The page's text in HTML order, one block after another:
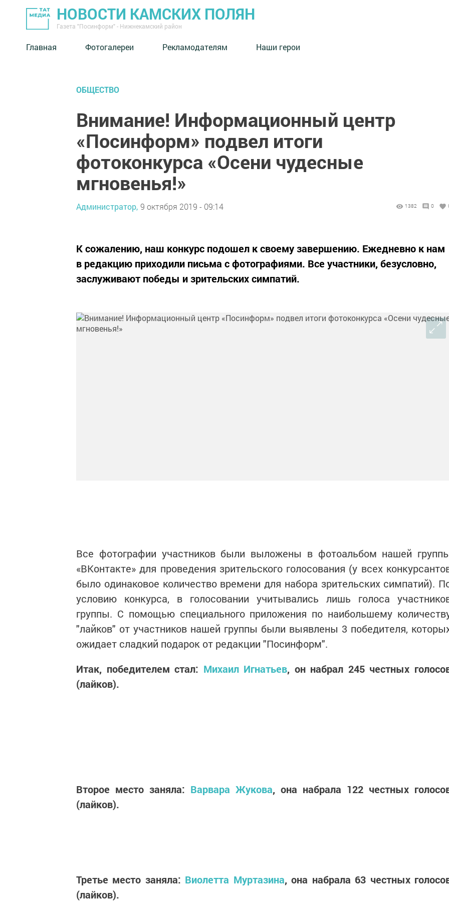
НОВОСТИ КАМСКИХ ПОЛЯН
Газета "Посинформ" - Нижнекамский район
Главная Фотогалереи Рекламодателям Наши герои
ОБЩЕСТВО
Внимание! Информационный центр
«Посинформ» подвел итоги
фотоконкурса «Осени чудесные
мгновенья!»
Администратор, 9 октября 2019 - 09:14 1382 0
К сожалению, наш конкурс подошел к своему завершению. Ежедневно к нам
в редакцию приходили письма с фотографиями. Все участники, безусловно,
заслуживают победы и зрительских симпатий.
Все фотографии участников были выложены в фотоальбом нашей
«ВКонтакте» для проведения зрительского голосования (у всех
было одинаковое количество времени для набора зрительских симпатий).
условию конкурса, в голосовании учитывались лишь голоса
группы. С помощью специального приложения по наибольшему
"лайков" от участников нашей группы были выявлены 3 победителя,
ожидает сладкий подарок от редакции "Посинформ".
Итак, победителем стал: Михаил Игнатьев, он набрал 245 честных
(лайков).
Второе место заняла: Варвара Жукова, она набрала 122 честных
(лайков).
Третье место заняла: Виолетта Муртазина, она набрала 63 честных
(лайков).